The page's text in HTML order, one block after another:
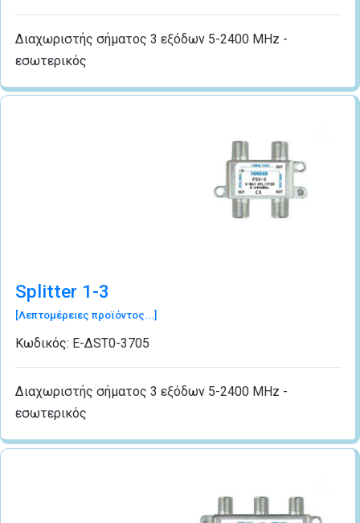
Διαχωριστής σήματος 3 εξόδων 5-2400 MHz -
εσωτερικός
Splitter 1-3
[Λεπτομέρειες προϊόντος...]
Κωδικός: Ε-ΔSΤ0-3705
Διαχωριστής σήματος 3 εξόδων 5-2400 MHz -
εσωτερικός